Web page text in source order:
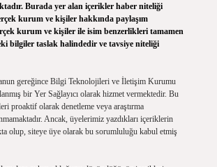
Burada yer alan içerikler haber niteliği
kurum ve kişiler hakkında paylaşım
kurum ve kişiler ile isim benzerlikleri tamamen
bilgiler taslak halindedir ve tavsiye niteliği
gereğince Bilgi Teknolojileri ve İletişim Kurumu
bir Yer Sağlayıcı olarak hizmet vermektedir. Bu
proaktif olarak denetleme veya araştırma
Ancak, üyelerimiz yazdıkları içeriklerin
olup, siteye üye olarak bu sorumluluğu kabul etmiş